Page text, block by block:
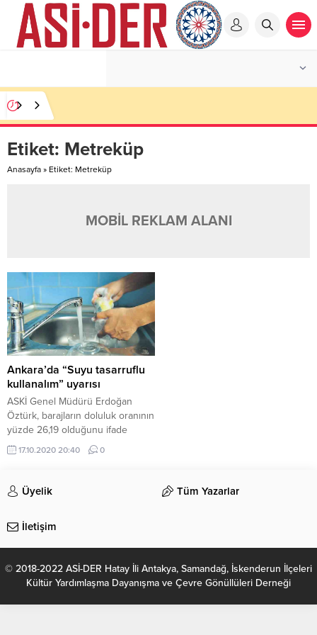
Etiket: Metreküp
Anasayfa » Etiket: Metreküp
MOBİL REKLAM ALANI
Ankara’da “Suyu tasarruflu
kullanalım” uyarısı
ASKİ Genel Müdürü Erdoğan
Öztürk, barajların doluluk oranının
yüzde 26,19 olduğunu ifade
ederek, suyun tasarruflu
kullanılması gerektiğini belirtti.
İdaresi (ASKİ) Genel Müdürü
Erdoğan Öztürk, Ankara’da içme
itibarıyla toplam su miktarının 415
oranının yüzde 26,19 olduğunu...
17.10.2020 20:40 0
Üyelik Tüm Yazarlar
İletişim
© 2018-2022 ASİ-DER Hatay İli Antakya, Samandağ, İskenderun İlçeleri
Kültür Yardımlaşma Dayanışma ve Çevre Gönüllüleri Derneği